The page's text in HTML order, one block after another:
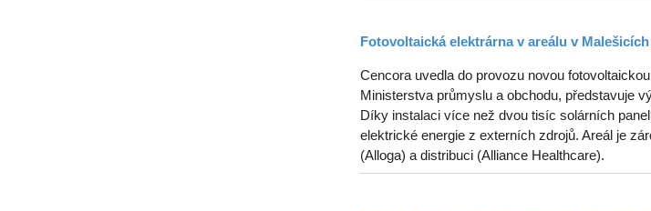
Fotovoltaická elektrárna v areálu v
Cencora uvedla do provozu novou
Ministerstva průmyslu a obchodu, představuje
Díky instalaci více než dvou tisíc solárních
elektrické energie z externích zdrojů. Areál je
(Alloga) a distribuci (Alliance Healthcare).